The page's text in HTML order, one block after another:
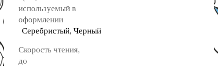
используемый в
оформлении
Cеребристый, Черный
Скорость чтения,
до